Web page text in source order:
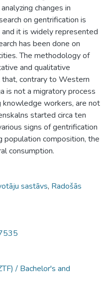
changes in
on gentrification is
it is widely represented
has been done on
The methodology of
and qualitative
contrary to Western
is not a migratory process
knowledge workers, are not
started circa ten
signs of gentrification
population composition, the
consumption.
sastāvs, Radošās
/ Bachelor's and